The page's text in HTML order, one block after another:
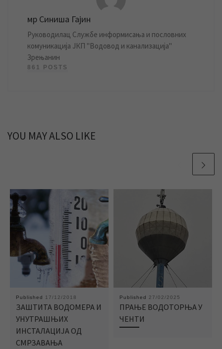
мр Синиша Гајин
Руководилац Службе информисања и пословних
комуникација ЈКП "Водовод и канализација"
Зрењанин
861 POSTS
YOU MAY ALSO LIKE
Published 17/12/2018
ЗАШТИТА ВОДОМЕРА И
УНУТРАШЊИХ
ИНСТАЛАЦИЈА ОД
СМРЗАВАЊА
Published 27/02/2025
ПРАЊЕ ВОДОТОРЊА У
ЧЕНТИ